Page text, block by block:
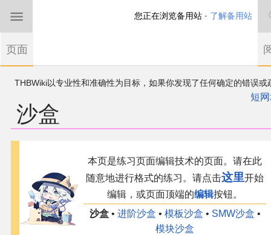
THBWiki以专业性和准确性为目标，如果你发现了任何确定的错误或
如果您是第一次来到这里，请点击右上角注册一
有任何意见、建议、求助、反馈都可以在
短
沙盒
本页是练习页面编辑技术的页面。请在此
随意地进行格式的练习。请点击这里开始
编辑，或页面顶端的编辑按钮。
沙盒• 进阶沙盒 • 模板沙盒‎ • SMW‎沙盒‎ •
模块沙盒‎
您正在浏览备用站 · 了解备用站
页面
首页
东方Project
东方同人规约
沙盒（建议使用）
讨论板